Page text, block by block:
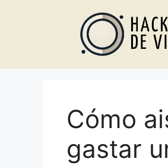
Cómo
gastar